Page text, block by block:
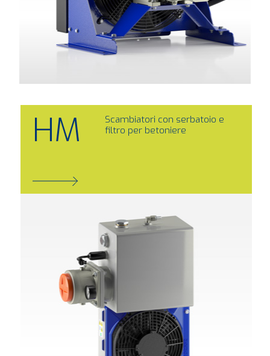
HM
Scambiatori con serbatoio e
filtro per betoniere